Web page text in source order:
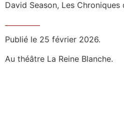
David Season, Les Chroniques
Publié le 25 février 2026.
Au théâtre La Reine Blanche.